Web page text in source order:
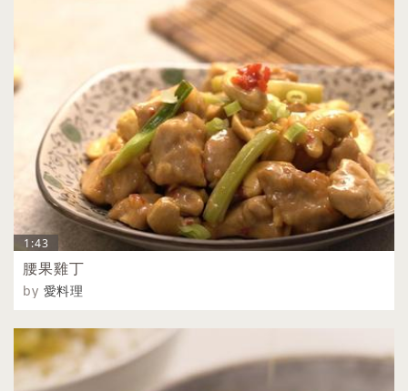
1:43
腰果雞丁
by 愛料理